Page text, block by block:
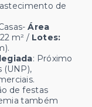
de
Área
m² / Lotes:
: Próximo
(UNP),
de festas
também